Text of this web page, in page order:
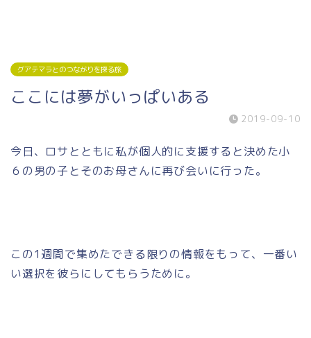
グアテマラとのつながりを探る旅
ここには夢がいっぱいある
2019-09-10
今日、ロサとともに私が個人的に支援すると決めた小
６の男の子とそのお母さんに再び会いに行った。
この1週間で集めたできる限りの情報をもって、一番い
い選択を彼らにしてもらうために。